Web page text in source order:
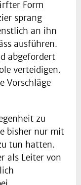
Form
sprang
an ihn
ausführen.
abgefordert
verteidigen.
Vorschläge
zu
bisher nur mit
tun hatten.
als Leiter von